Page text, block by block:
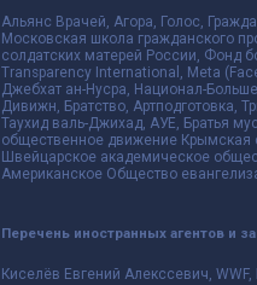
Альянс Врачей, Агора, Голос,
Московская школа гражданского
солдатских матерей России, Фонд
Transparency International, Meta
Джебхат ан-Нусра, Национал-
Дивижн, Братство, Артподготовка,
Таухид валь-Джихад, АУЕ, Братья
общественное движение Крымская
Швейцарское академическое
Американское Общество
Перечень иностранных агентов и
Киселёв Евгений Алекссевич,